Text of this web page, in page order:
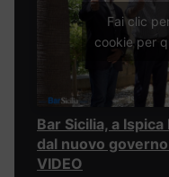
Fai clic
cookie per
Bar Sicilia, a
dal nuovo governo
VIDEO